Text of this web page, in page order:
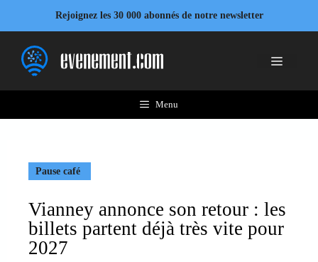
contenu
Rejoignez les 30 000 abonnés de notre newsletter
Menu
Menu
Pause café
Vianney annonce son retour : les
billets partent déjà très vite pour
2027